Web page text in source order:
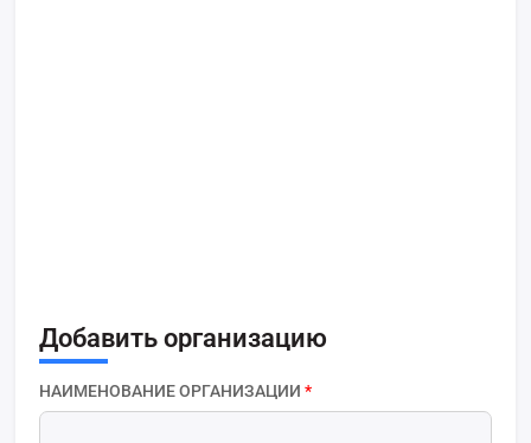
Добавить организацию
НАИМЕНОВАНИЕ ОРГАНИЗАЦИИ*